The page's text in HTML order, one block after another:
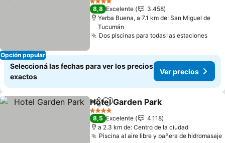
Opción popular
4 Estrellas
8,8 Excelente
3.458
Yerba Buena, a 7.1 km de: San Miguel de
Tucumán
Dos piscinas para todas las estaciones
Seleccioná las fechas para ver los precios
exactos
Ver precios
CompartirAñadir a favoritos
Hotel Garden Park
4 Estrellas
8,5 Excelente
4.118
a 2.3 km de: Centro de la ciudad
Piscina al aire libre y bañera de hidromasaje